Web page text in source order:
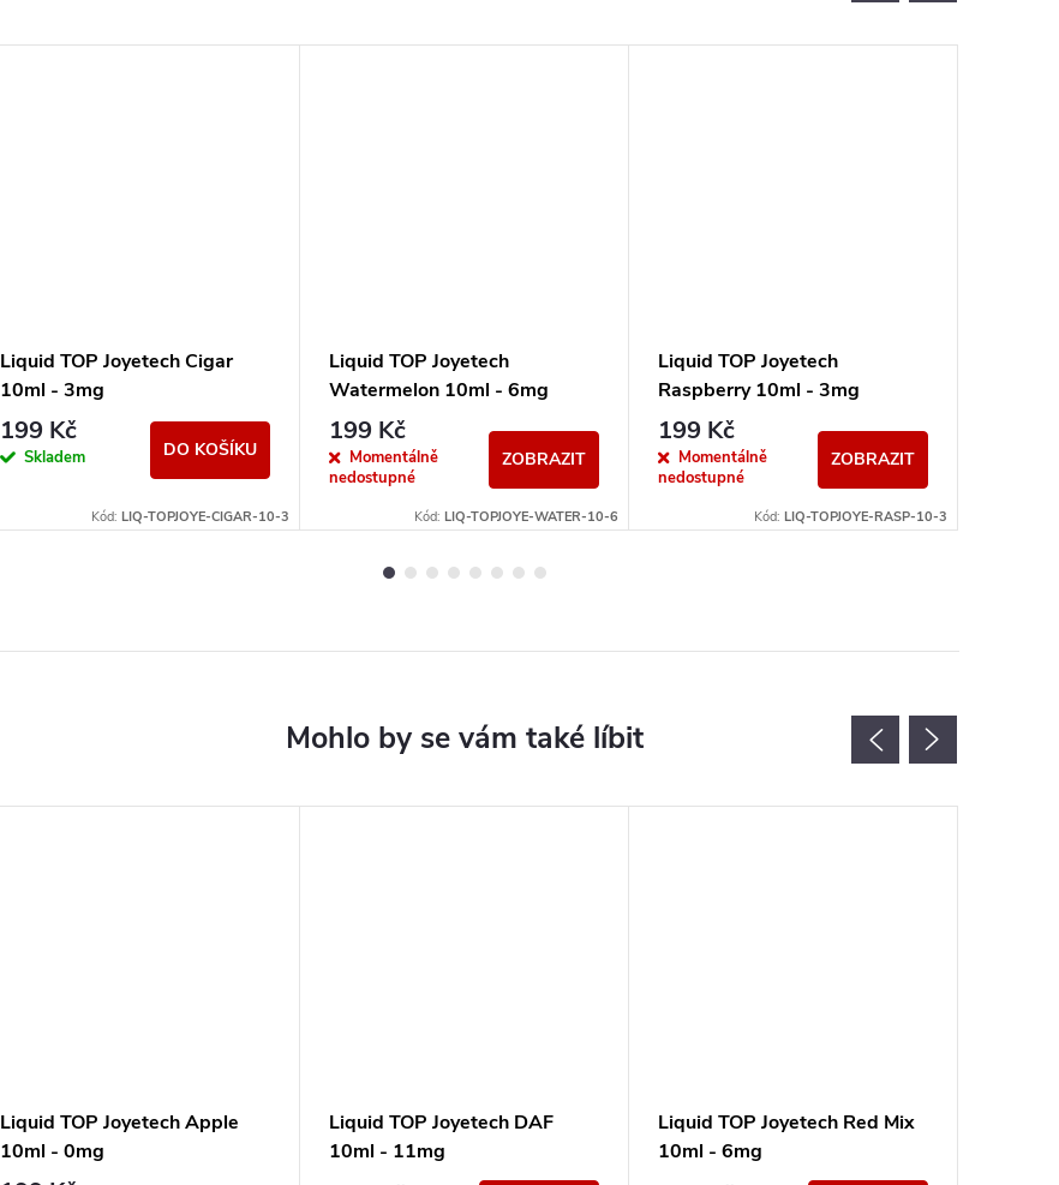
Liquid TOP Joyetech Cigar
10ml - 3mg
199 Kč
Skladem DO KOŠÍKU
Kód: LIQ-TOPJOYE-CIGAR-10-3
Liquid TOP Joyetech
Watermelon 10ml - 6mg
199 Kč
Momentálně
nedostupné
ZOBRAZIT
Kód: LIQ-TOPJOYE-WATER-10-6
Liquid TOP Joyetech
Raspberry 10ml - 3mg
199 Kč
Momentálně
nedostupné
ZOBRAZIT
Kód: LIQ-TOPJOYE-RASP-10-3
Liquid TOP Joyetech Apple
10ml - 0mg
Liquid TOP Joyetech DAF
10ml - 11mg
Liquid TOP Joyetech Red Mix
10ml - 6mg